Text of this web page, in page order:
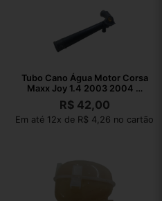
Tubo Cano Água Motor Corsa
Maxx Joy 1.4 2003 2004 A
2010
R$42,00
Em até 12x de R$ 4,26 no cartão